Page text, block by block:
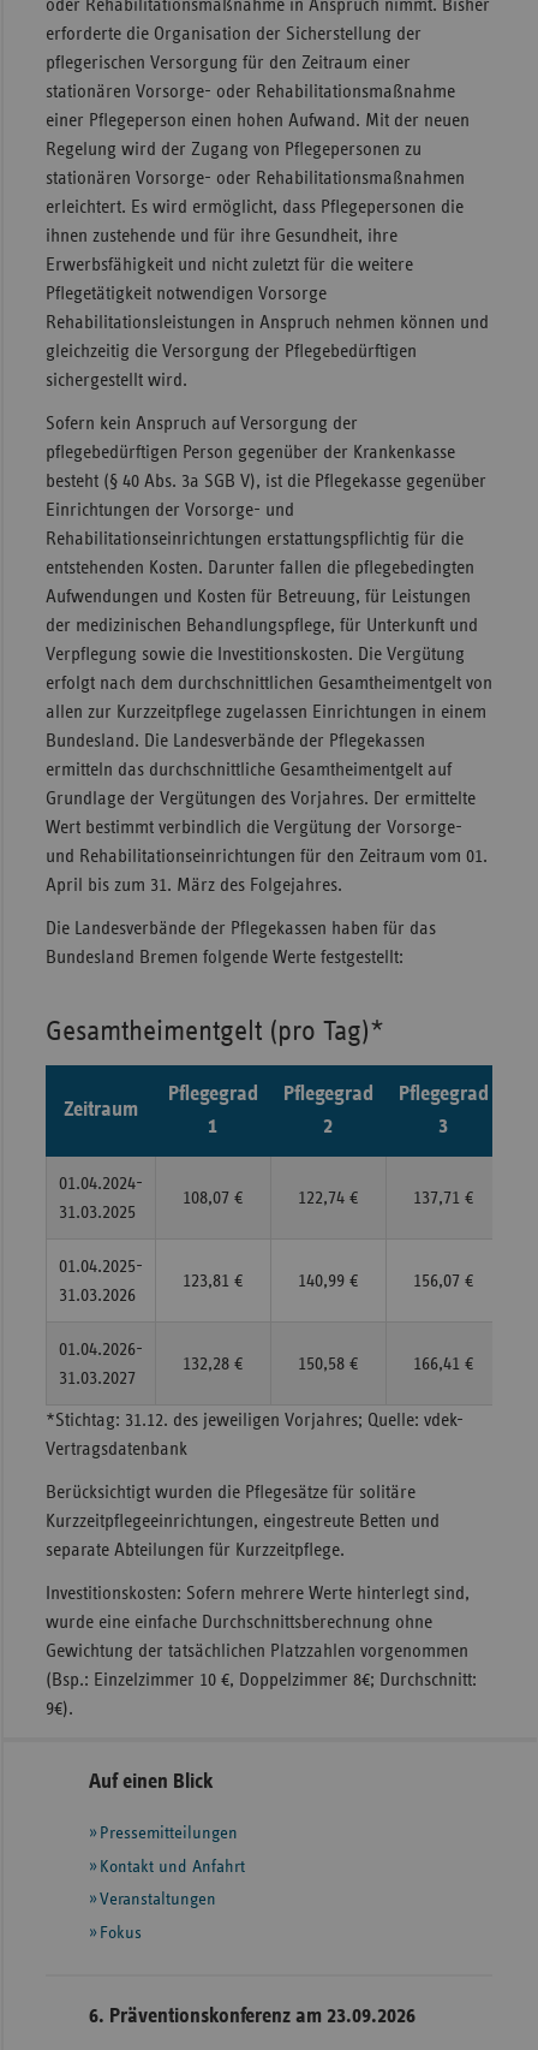
oder Rehabilitationsmaßnahme in Anspruch nimmt. Bisher
erforderte die Organisation der Sicherstellung der
pflegerischen Versorgung für den Zeitraum einer
stationären Vorsorge- oder Rehabilitationsmaßnahme
einer Pflegeperson einen hohen Aufwand. Mit der neuen
Regelung wird der Zugang von Pflegepersonen zu
stationären Vorsorge- oder Rehabilitationsmaßnahmen
erleichtert. Es wird ermöglicht, dass Pflegepersonen die
ihnen zustehende und für ihre Gesundheit, ihre
Erwerbsfähigkeit und nicht zuletzt für die weitere
Pflegetätigkeit notwendigen Vorsorge
Rehabilitationsleistungen in Anspruch nehmen können und
gleichzeitig die Versorgung der Pflegebedürftigen
sichergestellt wird.
Sofern kein Anspruch auf Versorgung der
pflegebedürftigen Person gegenüber der Krankenkasse
besteht (§ 40 Abs. 3a SGB V), ist die Pflegekasse gegenüber
Einrichtungen der Vorsorge- und
Rehabilitationseinrichtungen erstattungspflichtig für die
entstehenden Kosten. Darunter fallen die pflegebedingten
Aufwendungen und Kosten für Betreuung, für Leistungen
der medizinischen Behandlungspflege, für Unterkunft und
Verpflegung sowie die Investitionskosten. Die Vergütung
erfolgt nach dem durchschnittlichen Gesamtheimentgelt von
allen zur Kurzzeitpflege zugelassen Einrichtungen in einem
Bundesland. Die Landesverbände der Pflegekassen
ermitteln das durchschnittliche Gesamtheimentgelt auf
Grundlage der Vergütungen des Vorjahres. Der ermittelte
Wert bestimmt verbindlich die Vergütung der Vorsorge-
und Rehabilitationseinrichtungen für den Zeitraum vom 01.
April bis zum 31. März des Folgejahres.
Die Landesverbände der Pflegekassen haben für das
Bundesland Bremen folgende Werte festgestellt:
Gesamtheimentgelt (pro Tag)*
Zeitraum
Pflegegrad
1
Pflegegrad
2
Pflegegrad
3
01.04.2024-
31.03.2025
108,07 € 122,74 € 137,71 €
01.04.2025-
31.03.2026
123,81 € 140,99 € 156,07 €
01.04.2026-
31.03.2027
132,28 € 150,58 € 166,41 €
*Stichtag: 31.12. des jeweiligen Vorjahres; Quelle: vdek-
Vertragsdatenbank
Berücksichtigt wurden die Pflegesätze für solitäre
Kurzzeitpflegeeinrichtungen, eingestreute Betten und
separate Abteilungen für Kurzzeitpflege.
Investitionskosten: Sofern mehrere Werte hinterlegt sind,
wurde eine einfache Durchschnittsberechnung ohne
Gewichtung der tatsächlichen Platzzahlen vorgenommen
(Bsp.: Einzelzimmer 10 €, Doppelzimmer 8€; Durchschnitt:
9€).
Seitennavigation
Seitenleiste
weiteren
Informationen
Auf einen Blick
Pressemitteilungen
Kontakt und Anfahrt
Veranstaltungen
Fokus
6. Präventionskonferenz am 23.09.2026